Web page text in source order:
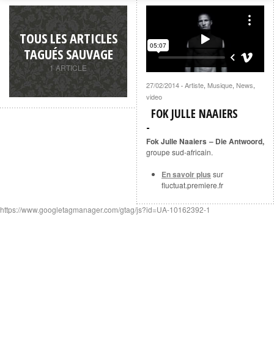
TOUS LES ARTICLES
TAGUÉS SAUVAGE
1 ARTICLE
Vimeo.
27/02/2014 · Artiste, Musique, News,
video
FOK JULLE NAAIERS
Fok Julle Naaiers – Die Antwoord,
groupe sud-africain.
En savoir plus sur
fluctuat.premiere.fr
https://www.googletagmanager.com/gtag/js?id=UA-10162392-1